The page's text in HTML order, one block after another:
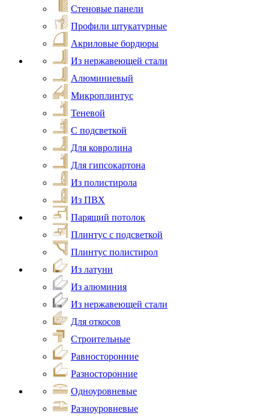
Стеновые панели
Профили штукатурные
Акриловые бордюры
Из нержавеющей стали
Алюминиевый
Микроплинтус
Теневой
С подсветкой
Для ковролина
Для гипсокартона
Из полистирола
Из ПВХ
Парящий потолок
Плинтус с подсветкой
Плинтус полистирол
Из латуни
Из алюминия
Из нержавеющей стали
Для откосов
Строительные
Равносторонние
Разносторонние
Одноуровневые
Разноуровневые